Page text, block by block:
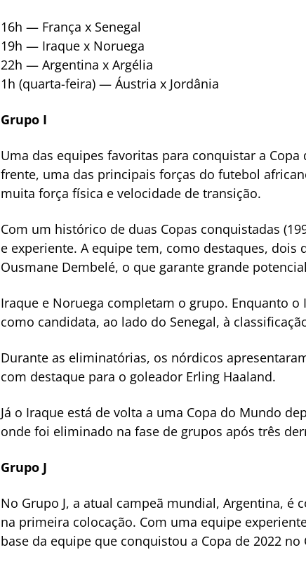
16h — França x Senegal
19h — Iraque x Noruega
22h — Argentina x Argélia
1h (quarta-feira) — Áustria x Jordânia
Grupo I
Uma das equipes favoritas para conquistar a
frente, uma das principais forças do futebol
muita força física e velocidade de transição.
Com um histórico de duas Copas conquistadas
e experiente. A equipe tem, como destaques,
Ousmane Dembelé, o que garante grande
Iraque e Noruega completam o grupo. Enquanto
como candidata, ao lado do Senegal, à
Durante as eliminatórias, os nórdicos
com destaque para o goleador Erling Haaland.
Já o Iraque está de volta a uma Copa do Mundo
onde foi eliminado na fase de grupos após três
Grupo J
No Grupo J, a atual campeã mundial, Argentina,
na primeira colocação. Com uma equipe
base da equipe que conquistou a Copa de 2022 no